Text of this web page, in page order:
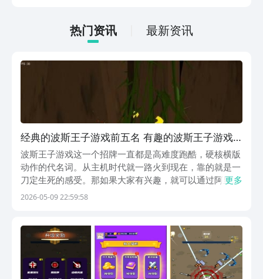
打发无聊的时间，可玩性真的比较高。
热门资讯 最新资讯
经典的波斯王子游戏前五名 有趣的波斯王子游戏
手机版汇总2026
波斯王子游戏这一个招牌一直都是高难度跑酷，硬核横版
动作的代名词。从主机时代就一路火到现在，靠的就是一
刀定生死的感受。那如果大家有兴趣，就可以通过阿里巴
巴灵犀互娱旗下的九游平台下载。作为手游福利最多的平
更多
2026-05-09 22:59:58